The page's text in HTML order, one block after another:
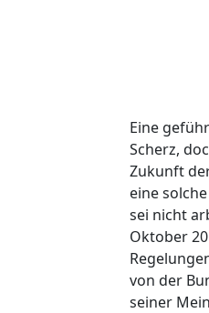
Eine
Scherz,
Zukunft
eine
sei nicht
Oktober
von der
seiner